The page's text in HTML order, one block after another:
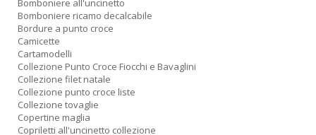
Bomboniere all'uncinetto
Bomboniere ricamo decalcabile
Bordure a punto croce
Camicette
Cartamodelli
Collezione Punto Croce Fiocchi e Bavaglini
Collezione filet natale
Collezione punto croce liste
Collezione tovaglie
Copertine maglia
Copriletti all'uncinetto collezione